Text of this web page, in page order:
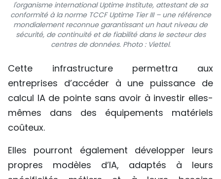
l'organisme international Uptime Institute, attestant de sa
conformité à la norme TCCF Uptime Tier III – une référence
mondialement reconnue garantissant un haut niveau de
sécurité, de continuité et de fiabilité dans le secteur des
centres de données. Photo : Viettel.
Cette infrastructure permettra aux
entreprises d’accéder à une puissance de
calcul IA de pointe sans avoir à investir elles-
mêmes dans des équipements matériels
coûteux.
Elles pourront également développer leurs
propres modèles d’IA, adaptés à leurs